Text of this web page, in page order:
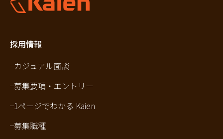
採用情報
カジュアル面談
募集要項・エントリー
1ページでわかる Kaien
募集職種